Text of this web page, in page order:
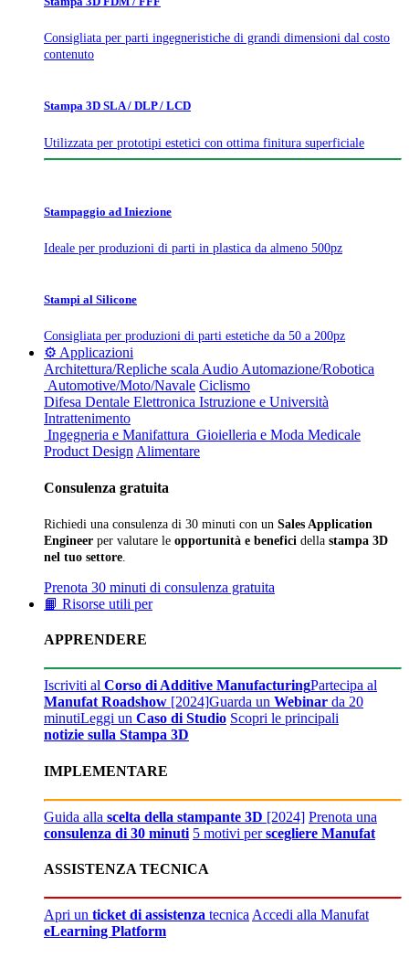
Consigliata per parti ingegneristiche di grandi dimensioni dal costo
contenuto
Stampa 3D SLA / DLP / LCD
Utilizzata per prototipi estetici con ottima finitura superficiale
Stampaggio ad Iniezione
Ideale per produzioni di parti in plastica da almeno 500pz
Stampi al Silicone
Consigliata per produzioni di parti estetiche da 50 a 200pz
⚙️ Applicazioni
Architettura/Repliche scala Audio Automazione/Robotica
Automotive/Moto/Navale Ciclismo
Difesa Dentale Elettronica Istruzione e Università
Intrattenimento
Ingegneria e Manifattura Gioielleria e Moda Medicale
Product Design Alimentare
Consulenza gratuita
Richiedi una consulenza di 30 minuti con un Sales Application
Engineer per valutare le opportunità e benefici della stampa 3D
nel tuo settore
Prenota 30 minuti di consulenza gratuita
📙 Risorse utili per
APPRENDERE
Iscriviti al Corso di Additive ManufacturingPartecipa al
Manufat Roadshow [2024]Guarda un Webinar da 20
minutiLeggi un Caso di Studio Scopri le principali
notizie sulla Stampa 3D
IMPLEMENTARE
Guida alla scelta della stampante 3D [2024] Prenota una
consulenza di 30 minuti 5 motivi perscegliere Manufat
ASSISTENZA TECNICA
Apri un ticket di assistenza tecnicaAccedi alla Manufat
eLearning Platform